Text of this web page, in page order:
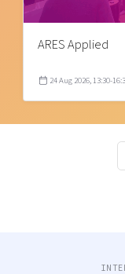
ARES Applied
24 Aug 2026, 13:30-